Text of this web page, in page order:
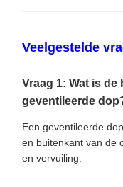
Veelgestelde
Vraag 1: Wat is
geventileerde
Een geventileerde
en buitenkant van de
en vervuiling.